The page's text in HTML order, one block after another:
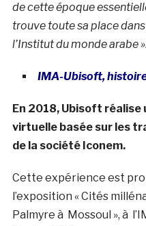
de cette époque
trouve toute sa place
l’Institut du monde arabe ».
IMA-Ubisoft,
En 2018, Ubisoft
virtuelle basée sur les
de la société Iconem.
Cette expérience est
l’exposition « Cités
Palmyre à Mossoul », à